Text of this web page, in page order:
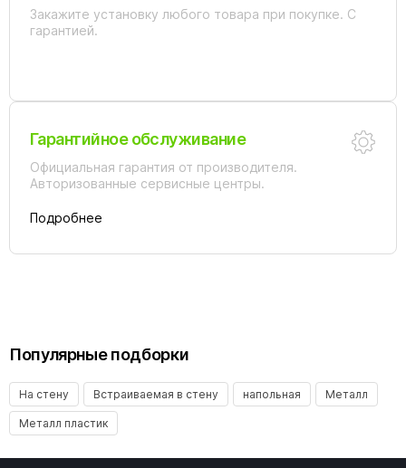
Закажите установку любого товара при покупке. С
гарантией.
Гарантийное обслуживание
Официальная гарантия от производителя.
Авторизованные сервисные центры.
Подробнее
Популярные подборки
На стену Встраиваемая в стену напольная Металл
Металл пластик